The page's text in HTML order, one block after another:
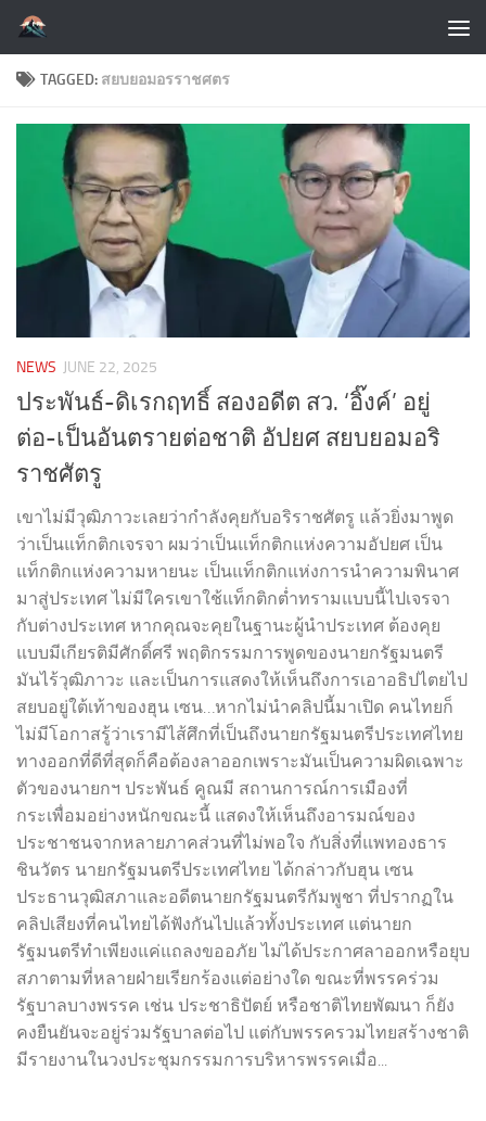
Skip to content
TAGGED: สยบยอมอรราชศตร
NEWS JUNE 22, 2025
ประพันธ์-ดิเรกฤทธิ์ สองอดีต สว. ‘อิ๊งค์’ อยู่
ต่อ-เป็นอันตรายต่อชาติ อัปยศ สยบยอมอริ
ราชศัตรู
เขาไม่มีวุฒิภาวะเลยว่ากำลังคุยกับอริราชศัตรู แล้วยิ่งมาพูด
ว่าเป็นแท็กติกเจรจา ผมว่าเป็นแท็กติกแห่งความอัปยศ เป็น
แท็กติกแห่งความหายนะ เป็นแท็กติกแห่งการนำความพินาศ
มาสู่ประเทศ ไม่มีใครเขาใช้แท็กติกต่ำทรามแบบนี้ไปเจรจา
กับต่างประเทศ หากคุณจะคุยในฐานะผู้นำประเทศ ต้องคุย
แบบมีเกียรติมีศักดิ์ศรี พฤติกรรมการพูดของนายกรัฐมนตรี
มันไร้วุฒิภาวะ และเป็นการแสดงให้เห็นถึงการเอาอธิปไตยไป
สยบอยู่ใต้เท้าของฮุน เซน…หากไม่นำคลิปนี้มาเปิด คนไทยก็
ไม่มีโอกาสรู้ว่าเรามีไส้ศึกที่เป็นถึงนายกรัฐมนตรีประเทศไทย
ทางออกที่ดีที่สุดก็คือต้องลาออกเพราะมันเป็นความผิดเฉพาะ
ตัวของนายกฯ ประพันธ์ คูณมี สถานการณ์การเมืองที่
กระเพื่อมอย่างหนักขณะนี้ แสดงให้เห็นถึงอารมณ์ของ
ประชาชนจากหลายภาคส่วนที่ไม่พอใจ กับสิ่งที่แพทองธาร
ชินวัตร นายกรัฐมนตรีประเทศไทย ได้กล่าวกับฮุน เซน
ประธานวุฒิสภาและอดีตนายกรัฐมนตรีกัมพูชา ที่ปรากฏใน
คลิปเสียงที่คนไทยได้ฟังกันไปแล้วทั้งประเทศ แต่นายก
รัฐมนตรีทำเพียงแค่แถลงขออภัย ไม่ได้ประกาศลาออกหรือยุบ
สภาตามที่หลายฝ่ายเรียกร้องแต่อย่างใด ขณะที่พรรคร่วม
รัฐบาลบางพรรค เช่น ประชาธิปัตย์ หรือชาติไทยพัฒนา ก็ยัง
คงยืนยันจะอยู่ร่วมรัฐบาลต่อไป แต่กับพรรครวมไทยสร้างชาติ
มีรายงานในวงประชุมกรรมการบริหารพรรคเมื่อ...